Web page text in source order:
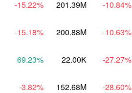
-15.22% 201.39M -10.84%
-15.18% 200.88M -10.63%
69.23% 22.00K -27.27%
-3.82% 152.68M -28.60%